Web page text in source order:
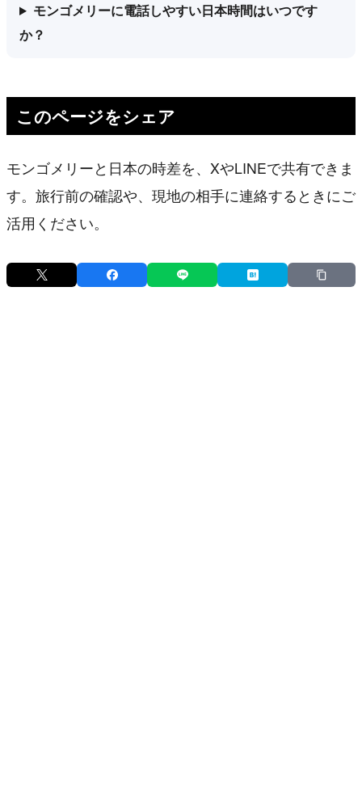
モンゴメリーに電話しやすい日本時間はいつです
か？
このページをシェア
モンゴメリーと日本の時差を、XやLINEで共有できま
す。旅行前の確認や、現地の相手に連絡するときにご
活用ください。